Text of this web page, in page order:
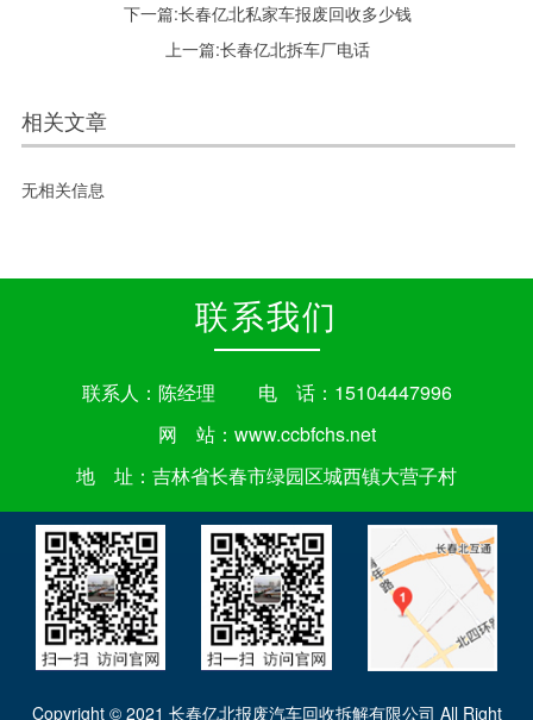
下一篇:长春亿北私家车报废回收多少钱
上一篇:长春亿北拆车厂电话
相关文章
无相关信息
联系我们
联系人：陈经理 电 话：15104447996
网 站： www.ccbfchs.net
地 址：吉林省长春市绿园区城西镇大营子村
Copyright © 2021 长春亿北报废汽车回收拆解有限公司 All Right